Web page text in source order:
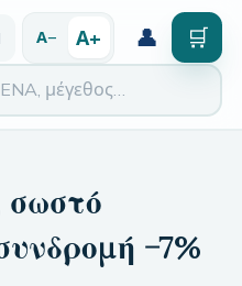
Α− Α+ 👤 🛒
σωστό
−7%